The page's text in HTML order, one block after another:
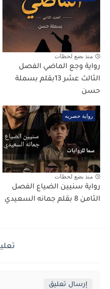
منذ بضع لحظات
رواية وجع الماضي الفصل
الثالث عشر 13بقلم بسملة
حسن
رواية حصريه
منذ بضع لحظات
رواية سنيين الضياع الفصل
الثامن 8 بقلم جمانه السعيدي
إرسال تعليق